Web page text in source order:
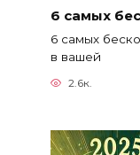
6 самых
6 самых
в вашей
2.6к.